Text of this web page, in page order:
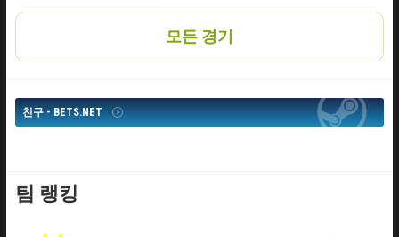
모든 경기
친구 - BETS.NET
팀 랭킹